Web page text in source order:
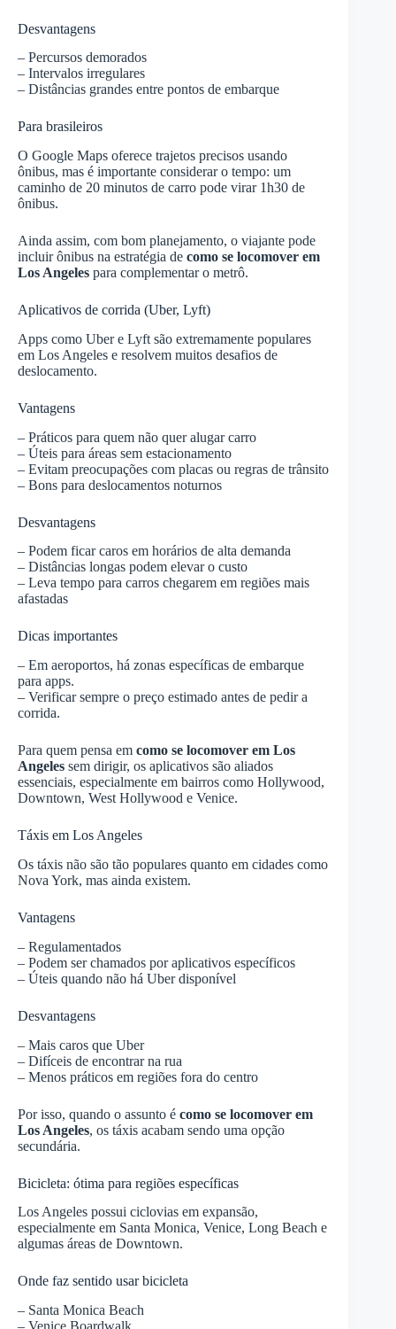
Desvantagens
– Percursos demorados
– Intervalos irregulares
– Distâncias grandes entre pontos de embarque
Para brasileiros
O Google Maps oferece trajetos precisos usando
ônibus, mas é importante considerar o tempo: um
caminho de 20 minutos de carro pode virar 1h30 de
ônibus.
Ainda assim, com bom planejamento, o viajante pode
incluir ônibus na estratégia de como se locomover em
Los Angeles para complementar o metrô.
Aplicativos de corrida (Uber, Lyft)
Apps como Uber e Lyft são extremamente populares
em Los Angeles e resolvem muitos desafios de
deslocamento.
Vantagens
– Práticos para quem não quer alugar carro
– Úteis para áreas sem estacionamento
– Evitam preocupações com placas ou regras de trânsito
– Bons para deslocamentos noturnos
Desvantagens
– Podem ficar caros em horários de alta demanda
– Distâncias longas podem elevar o custo
– Leva tempo para carros chegarem em regiões mais
afastadas
Dicas importantes
– Em aeroportos, há zonas específicas de embarque
para apps.
– Verificar sempre o preço estimado antes de pedir a
corrida.
Para quem pensa em como se locomover em Los
Angeles sem dirigir, os aplicativos são aliados
essenciais, especialmente em bairros como Hollywood,
Downtown, West Hollywood e Venice.
Táxis em Los Angeles
Os táxis não são tão populares quanto em cidades como
Nova York, mas ainda existem.
Vantagens
– Regulamentados
– Podem ser chamados por aplicativos específicos
– Úteis quando não há Uber disponível
Desvantagens
– Mais caros que Uber
– Difíceis de encontrar na rua
– Menos práticos em regiões fora do centro
Por isso, quando o assunto é como se locomover em
Los Angeles, os táxis acabam sendo uma opção
secundária.
Bicicleta: ótima para regiões específicas
Los Angeles possui ciclovias em expansão,
especialmente em Santa Monica, Venice, Long Beach e
algumas áreas de Downtown.
Onde faz sentido usar bicicleta
– Santa Monica Beach